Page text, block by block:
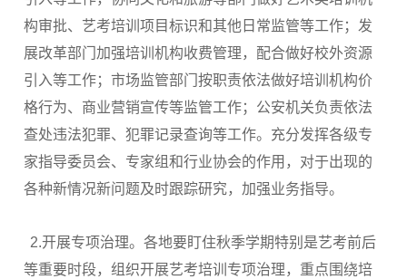
构审批、艺考培训项目标识和其他日常监管等工作；发
展改革部门加强培训机构收费管理，配合做好校外资源
引入等工作；市场监管部门按职责依法做好培训机构价
格行为、商业营销宣传等监管工作；公安机关负责依法
查处违法犯罪、犯罪记录查询等工作。充分发挥各级专
家指导委员会、专家组和行业协会的作用，对于出现的
各种新情况新问题及时跟踪研究，加强业务指导。
2.开展专项治理。各地要盯住秋季学期特别是艺考前后
等重要时段，组织开展艺考培训专项治理，重点围绕培